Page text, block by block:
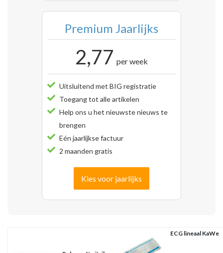
Premium Jaarlijks
2,77 per week
Uitsluitend met BIG registratie
Toegang tot alle artikelen
Help ons u het nieuwste nieuws te
brengen
Eén jaarlijkse factuur
2 maanden gratis
Kies voor jaarlijks
ECG lineaal KaWe